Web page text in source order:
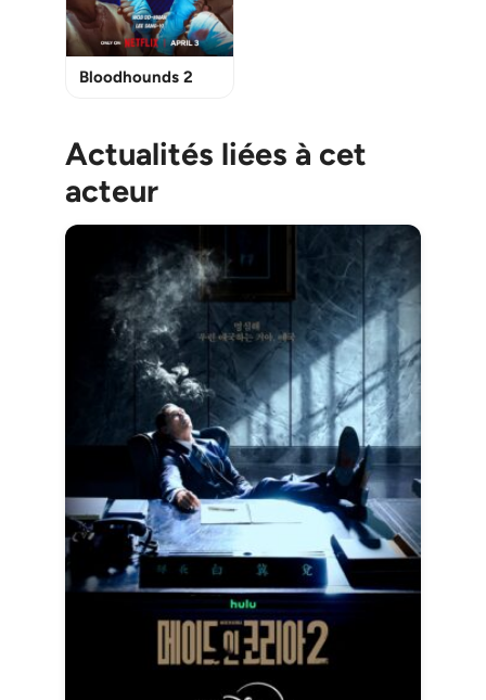
Bloodhounds 2
Actualités liées à cet
acteur